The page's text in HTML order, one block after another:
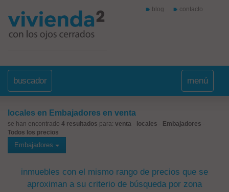
blog contacto
buscador menú
locales en Embajadores en venta
se han encontrado 4 resultados para: venta - locales - Embajadores -
Todos los precios
Embajadores
inmuebles con el mismo rango de precios que se
aproximan a su criterio de búsqueda por zona